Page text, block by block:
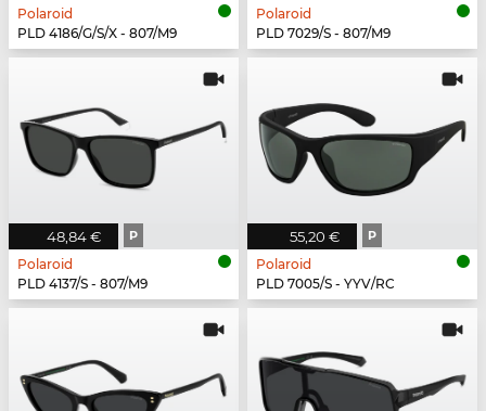
Polaroid
PLD 4186/G/S/X - 807/M9
Polaroid
PLD 7029/S - 807/M9
48,84 € P
Polaroid
PLD 4137/S - 807/M9
55,20 € P
Polaroid
PLD 7005/S - YYV/RC